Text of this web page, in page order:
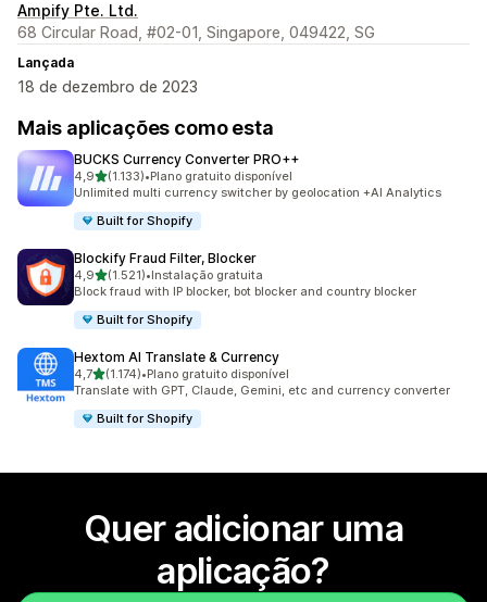
Ampify Pte. Ltd.
68 Circular Road, #02-01, Singapore, 049422, SG
Lançada
18 de dezembro de 2023
Mais aplicações como esta
BUCKS Currency Converter PRO++
4,9de 5 estrelas
(1.133)
1133 total de avaliações
•Plano gratuito disponível
Unlimited multi currency switcher by geolocation +AI Analytics
Built for Shopify
Blockify Fraud Filter, Blocker
4,9de 5 estrelas
(1.521)
1521 total de avaliações
•Instalação gratuita
Block fraud with IP blocker, bot blocker and country blocker
Built for Shopify
Hextom AI Translate & Currency
4,7de 5 estrelas
(1.174)
1174 total de avaliações
•Plano gratuito disponível
Translate with GPT, Claude, Gemini, etc and currency converter
Built for Shopify
Quer adicionar uma
aplicação?